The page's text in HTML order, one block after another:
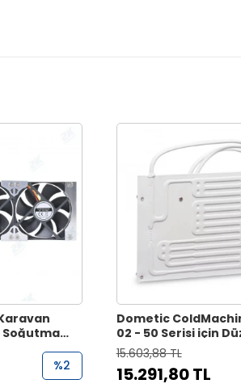
Soğutma
%2
Dometic
02 - 50 Serisi için
Evaporatör
15.603,88 TL
15.291,80 TL